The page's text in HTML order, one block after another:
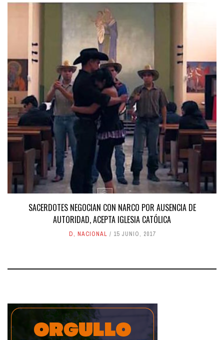
SACERDOTES NEGOCIAN CON NARCO POR AUSENCIA DE
AUTORIDAD, ACEPTA IGLESIA CATÓLICA
D, NACIONAL 15 JUNIO, 2017